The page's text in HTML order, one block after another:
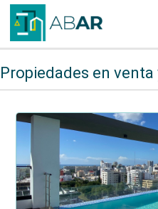
Propiedades en